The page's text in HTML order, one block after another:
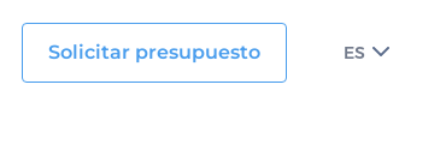
Solicitar presupuesto ES